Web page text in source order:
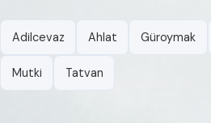
Adilcevaz Ahlat Güroymak
Mutki Tatvan